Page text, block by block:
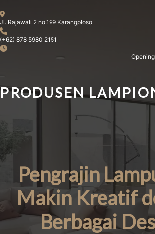
to
content
Jl. Rajawali 2 no.199 Karangploso
(+62) 878 5980 2151
PRODUSEN
Pengrajin
Makin Kreatif
Berbagai